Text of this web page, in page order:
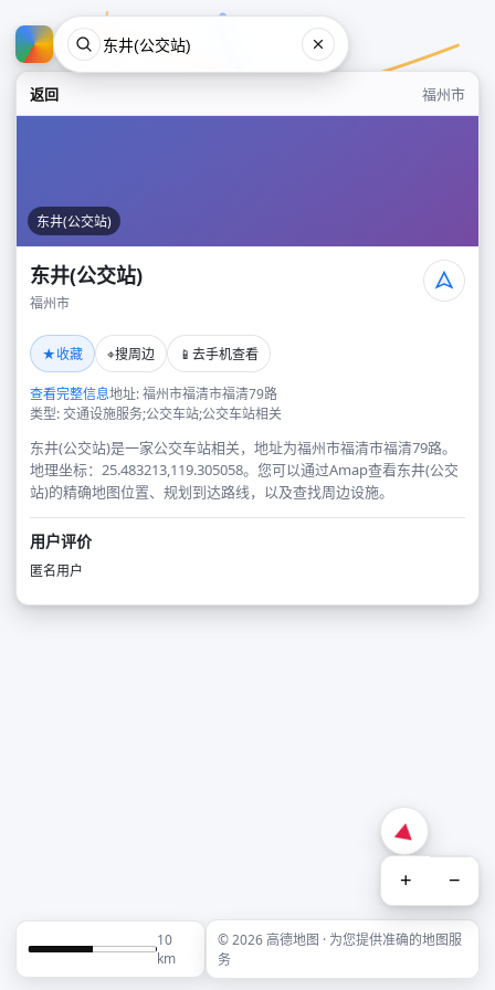
返回 福州市
东井(公交站)
东井(公交站)
福州市
★收藏 ⌖搜周边 📱 去手机查看
查看完整信息地址: 福州市福清市福清79路
类型: 交通设施服务;公交车站;公交车站相关
东井(公交站)是一家公交车站相关，地址为福州市福清市福清79路。
地理坐标：25.483213,119.305058。您可以通过Amap查看东井(公交
站)的精确地图位置、规划到达路线，以及查找周边设施。
用户评价
匿名用户
+ −
10
km
© 2026 高德地图 · 为您提供准确的地图服
务